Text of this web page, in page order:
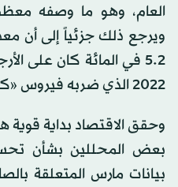
العام، وهو ما وصفه
ويرجع ذلك جزئياً إلى أن
5.2 في المائة كان على
2022 الذي ضربه فيروس «كورونا».
وحقق الاقتصاد بداية قوية
بيانات مارس المتعلقة